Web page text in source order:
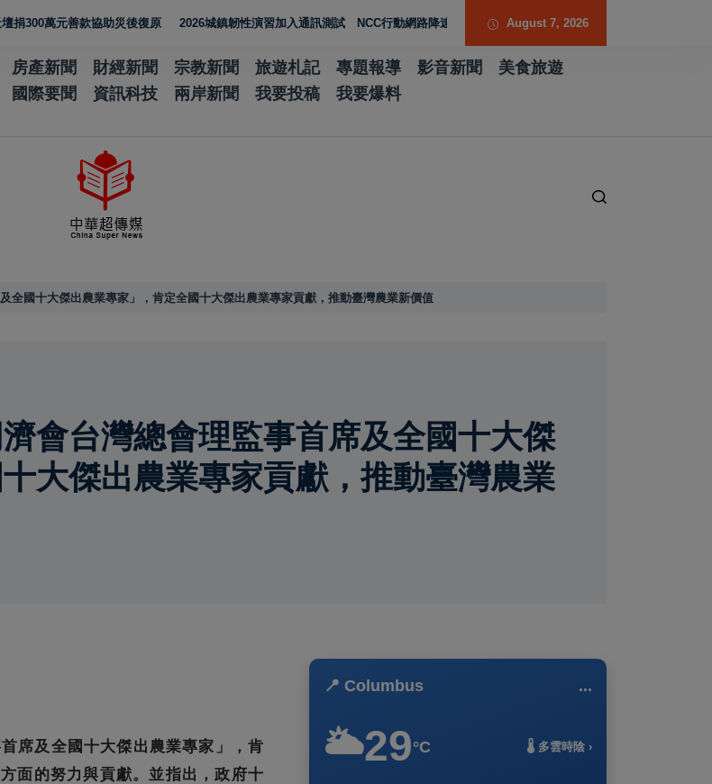
款協助災後復原 2026城鎮韌性演習加入通訊測試 NCC行動網路降速演練驗證國家通訊防護能力 台南水土保持服務團提升專業
August 7, 2026
房產新聞 財經新聞 宗教新聞 旅遊札記 專題報導 影音新聞
美食旅遊
國際要聞 資訊科技 兩岸新聞 我要投稿 我要爆料
全國十大傑出農業專家」，肯定全國十大傑出農業專家貢獻，推動臺灣農業新價值
會台灣總會理監事首席及全國十大傑
大傑出農業專家貢獻，推動臺灣農業
席及全國十大傑出農業專家」，肯
面的努力與貢獻。並指出，政府十
📍 Columbus ...
🌥️29°C 🌡️ 多雲時陰 ›